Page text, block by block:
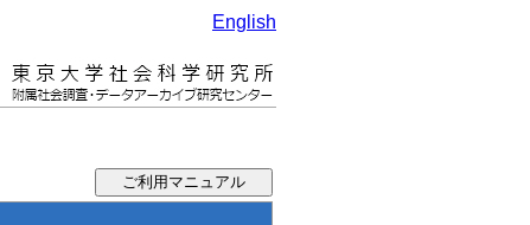
English